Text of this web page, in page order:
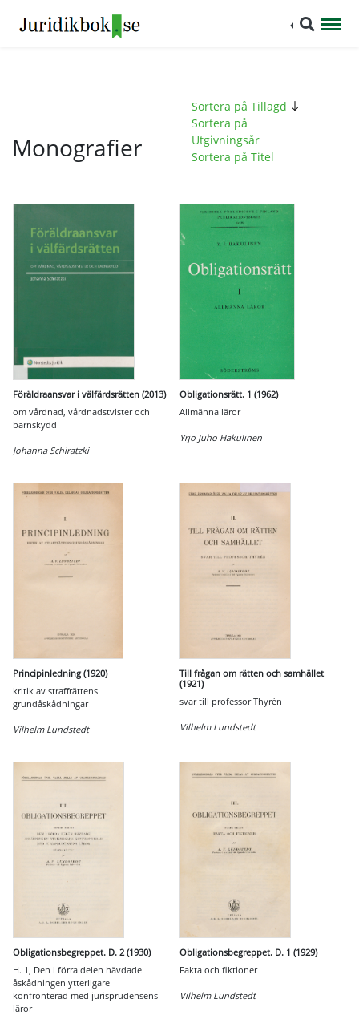
Monografier
Sortera på Tillagd
Sortera på
Utgivningsår
Sortera på Titel
Föräldraansvar i välfärdsrätten (2013)
om vårdnad, vårdnadstvister och
barnskydd
Johanna Schiratzki
Obligationsrätt. 1 (1962)
Allmänna läror
Yrjö Juho Hakulinen
Principinledning (1920)
kritik av straffrättens
grundåskådningar
Vilhelm Lundstedt
Till frågan om rätten och samhället
(1921)
svar till professor Thyrén
Vilhelm Lundstedt
Obligationsbegreppet. D. 2 (1930)
H. 1, Den i förra delen hävdade
åskådningen ytterligare
konfronterad med jurisprudensens
läror
Obligationsbegreppet. D. 1 (1929)
Fakta och fiktioner
Vilhelm Lundstedt